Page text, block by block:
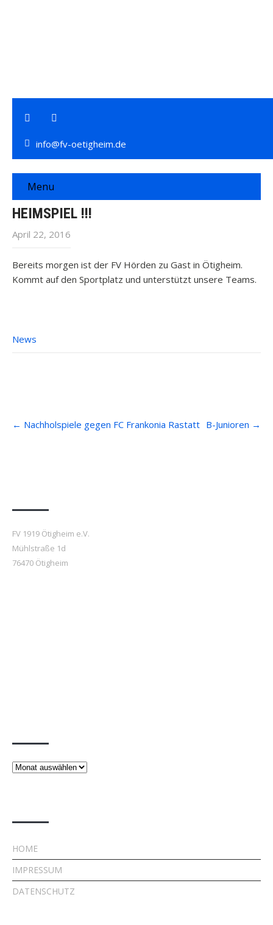
info@fv-oetigheim.de
Menu
HEIMSPIEL !!!
April 22, 2016
Bereits morgen ist der FV Hörden zu Gast in Ötigheim.
Kommt auf den Sportplatz und unterstützt unsere Teams.
News
navigation
← Nachholspiele gegen FC Frankonia Rastatt B-Junioren →
FV 1919 Ötigheim e.V.
Mühlstraße 1d
76470 Ötigheim
Beiträge
HOME
IMPRESSUM
DATENSCHUTZ